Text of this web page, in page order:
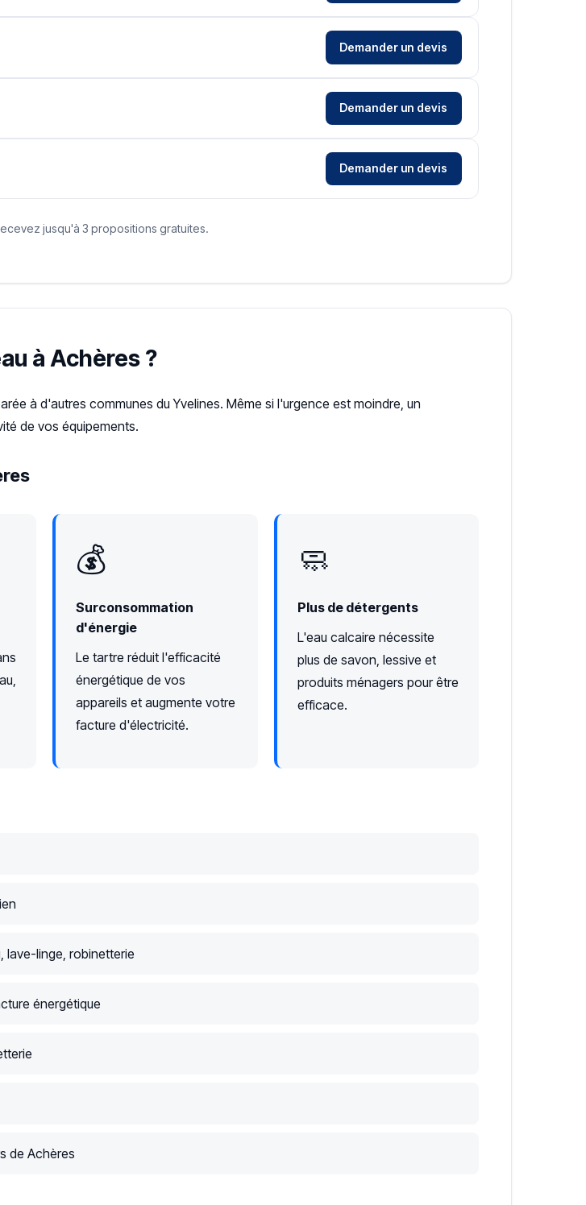
Demander un devis
Demander un devis
Demander un devis
jusqu'à 3 propositions gratuites.
à Achères ?
à d'autres communes du Yvelines. Même si l'urgence est moindre, un
de vos équipements.
💰
Surconsommation
d'énergie
Le tartre réduit l'efficacité
énergétique de vos
appareils et augmente votre
facture d'électricité.
🧼
Plus de détergents
L'eau calcaire nécessite
plus de savon, lessive et
produits ménagers pour être
efficace.
lave-linge, robinetterie
énergétique
de Achères